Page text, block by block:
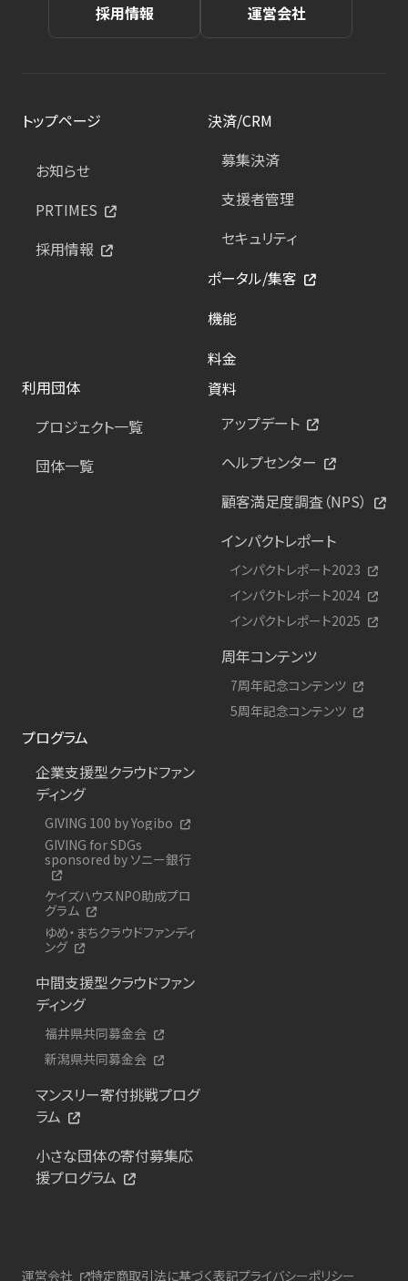
採用情報 運営会社
トップページ
お知らせ
PRTIMES
採用情報
決済/CRM
募集決済
支援者管理
セキュリティ
ポータル/集客
機能
料金
利用団体
プロジェクト一覧
団体一覧
資料
アップデート
ヘルプセンター
顧客満足度調査（NPS）
インパクトレポート
インパクトレポート2023
インパクトレポート2024
インパクトレポート2025
周年コンテンツ
7周年記念コンテンツ
5周年記念コンテンツ
プログラム
企業支援型クラウドファン
ディング
GIVING 100 by Yogibo
GIVING for SDGs
sponsored by ソニー銀行
ケイズハウスNPO助成プロ
グラム
ゆめ・まちクラウドファンディ
ング
中間支援型クラウドファン
ディング
福井県共同募金会
新潟県共同募金会
マンスリー寄付挑戦プログ
ラム
小さな団体の寄付募集応
援プログラム
運営会社 特定商取引法に基づく表記プライバシーポリシー